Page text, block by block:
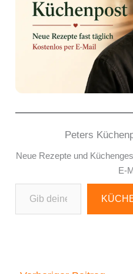
Peters
Neue Rezepte und
E-
Gib deine E-Mail-Adresse ein ...